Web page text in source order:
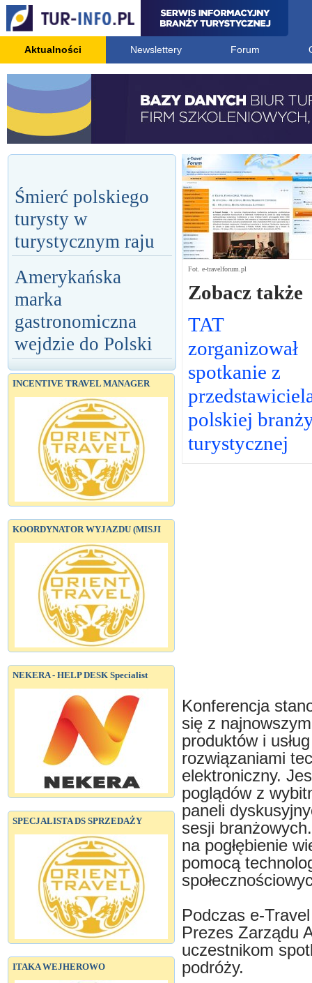
Aktualności Newslettery Forum
Śmierć polskiego
turysty w
turystycznym raju
Amerykańska
marka
gastronomiczna
wejdzie do Polski
INCENTIVE TRAVEL MANAGER
KOORDYNATOR WYJAZDU (MISJI
NEKERA - HELP DESK Specialist
SPECJALISTA DS SPRZEDAŻY
ITAKA WEJHEROWO
Fot. e-travelforum.pl
Zobacz także
TAT
zorganizował
spotkanie z
polskiej
turystycznej
Konferencja
się z
produktów i
rozwiązaniami
elektroniczny.
poglądów z
paneli
sesji
na pogłębienie
pomocą
Podczas e-
Prezes Zarządu
uczestnikom
podróży.